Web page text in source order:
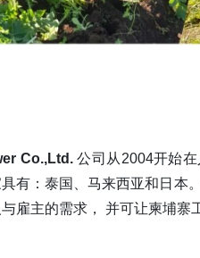
Co.,Ltd.公司从2004开始在
有：泰国、马来西亚和日本
雇主的需求， 并可让柬埔寨